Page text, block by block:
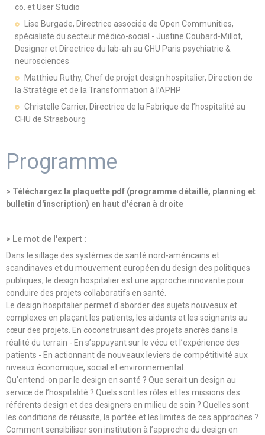
co. et User Studio
Lise Burgade, Directrice associée de Open Communities,
spécialiste du secteur médico-social - Justine Coubard-Millot,
Designer et Directrice du lab-ah au GHU Paris psychiatrie &
neurosciences
Matthieu Ruthy, Chef de projet design hospitalier, Direction de
la Stratégie et de la Transformation à l’APHP
Christelle Carrier, Directrice de la Fabrique de l’hospitalité au
CHU de Strasbourg
Programme
> Téléchargez la plaquette pdf (programme détaillé, planning et
bulletin d'inscription) en haut d'écran à droite
> Le mot de l'expert :
Dans le sillage des systèmes de santé nord-américains et
scandinaves et du mouvement européen du design des politiques
publiques, le design hospitalier est une approche innovante pour
conduire des projets collaboratifs en santé.
Le design hospitalier permet d'aborder des sujets nouveaux et
complexes en plaçant les patients, les aidants et les soignants au
cœur des projets. En coconstruisant des projets ancrés dans la
réalité du terrain - En s’appuyant sur le vécu et l’expérience des
patients - En actionnant de nouveaux leviers de compétitivité aux
niveaux économique, social et environnemental.
Qu’entend-on par le design en santé ? Que serait un design au
service de l’hospitalité ? Quels sont les rôles et les missions des
référents design et des designers en milieu de soin ? Quelles sont
les conditions de réussite, la portée et les limites de ces approches ?
Comment sensibiliser son institution à l’approche du design en